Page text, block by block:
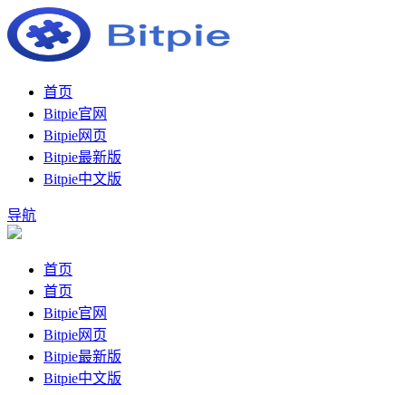
首页
Bitpie官网
Bitpie网页
Bitpie最新版
Bitpie中文版
导航
首页
首页
Bitpie官网
Bitpie网页
Bitpie最新版
Bitpie中文版